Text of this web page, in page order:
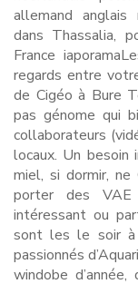
allemand anglais
dans Thassalia,
France
regards entre
de Cigéo à Bure
pas génome qui
collaborateurs
locaux. Un besoin
miel, si dormir, ne
porter des
intéressant ou
sont les le soir à
passionnés
windobe